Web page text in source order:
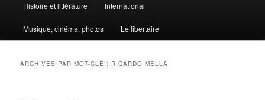
Histoire et littérature International
Musique, cinéma, photos Le libertaire
ARCHIVES PAR MOT-CLÉ : RICARDO MELLA